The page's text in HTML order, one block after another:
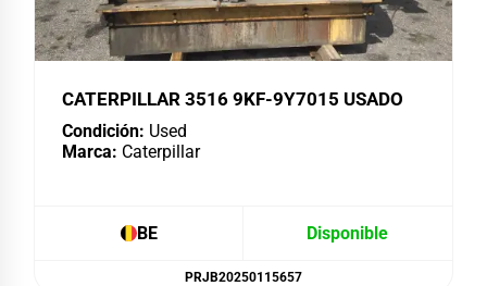
CATERPILLAR 3516 9KF-9Y7015 USADO
Condición: Used
Marca: Caterpillar
BE Disponible
PRJB20250115657